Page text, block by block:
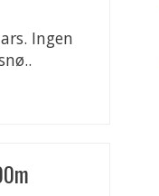
Ingen